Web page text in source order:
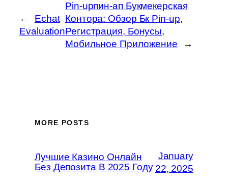
←
Echat
Evaluation
Pin-upпин-ап Букмекерская
Контора: Обзор Бк Pin-up,
Регистрация, Бонусы,
Мобильное Приложение
→
MORE POSTS
Лучшие Казино Онлайн
Без Депозита В 2025 Году
January
22, 2025